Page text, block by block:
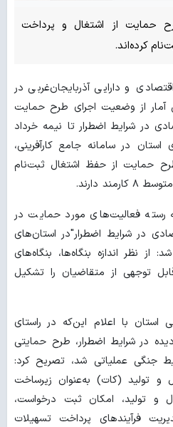
طرح حمایت از اشتغال و پرداخت
کرده‌اند.
و دارایی آذربایجان‌غربی در
از وضعیت اجرای طرح حمایت
در شرایط اضطرار تا نیمه خرداد
در سامانه جامع کارآفرینی،
حمایت از حفظ اشتغال ثبت‌نام
دارند.
رسته فعالیت‌های مورد حمایت در
در شرایط اضطرار"در استان‌های
نظر اندازه بنگاه‌ها، بنگاه‌های
بخش قابل توجهی از متقاضیان را تشکیل
استان با اعلام این‌که در راستای
در شرایط اضطرار، طرح‌ حمایتی
جنگی عملیاتی شد، تصریح کرد:
و تولید (کات) به‌عنوان زیرساخت
و تولید، امکان ثبت درخواست،
فرآیندهای پرداخت تسهیلات